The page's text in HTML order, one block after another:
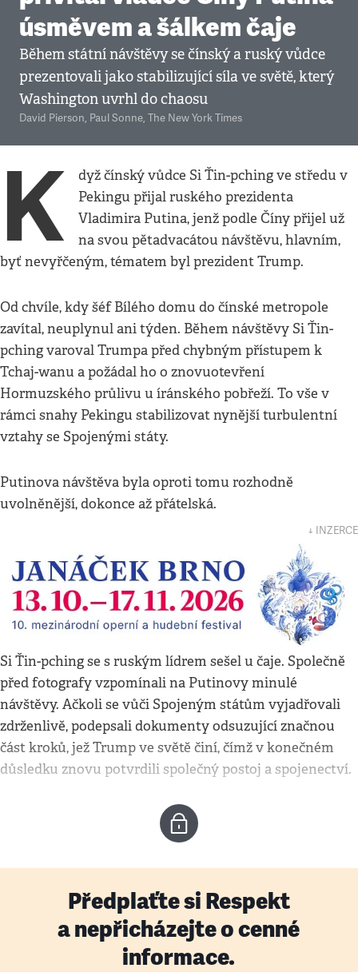
úsměvem a šálkem čaje
Během státní návštěvy se čínský a ruský vůdce
prezentovali jako stabilizující síla ve světě, který
Washington uvrhl do chaosu
David Pierson, Paul Sonne, The New York Times
K
dyž čínský vůdce Si Ťin-pching ve středu v
Pekingu přijal ruského prezidenta
Vladimira Putina, jenž podle Číny přijel už
na svou pětadvacátou návštěvu, hlavním,
byť nevyřčeným, tématem byl prezident Trump.
Od chvíle, kdy šéf Bílého domu do čínské metropole
zavítal, neuplynul ani týden. Během návštěvy Si Ťin-
pching varoval Trumpa před chybným přístupem k
Tchaj-wanu a požádal ho o znovuotevření
Hormuzského průlivu u íránského pobřeží. To vše v
rámci snahy Pekingu stabilizovat nynější turbulentní
vztahy se Spojenými státy.
Putinova návštěva byla oproti tomu rozhodně
uvolněnější, dokonce až přátelská.
↓ INZERCE
Si Ťin-pching se s ruským lídrem sešel u čaje. Společně
před fotografy vzpomínali na Putinovy minulé
návštěvy. Ačkoli se vůči Spojeným státům vyjadřovali
zdrženlivě, podepsali dokumenty odsuzující značnou
část kroků, jež Trump ve světě činí, čímž v konečném
důsledku znovu potvrdili společný postoj a spojenectví.
Předplaťte si Respekt
a nepřicházejte o cenné
informace.